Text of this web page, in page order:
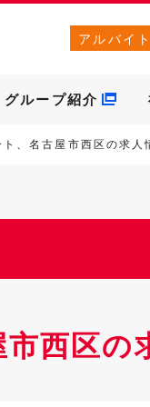
アルバイ
グループ紹介
、名古屋市西区の求人
西区の